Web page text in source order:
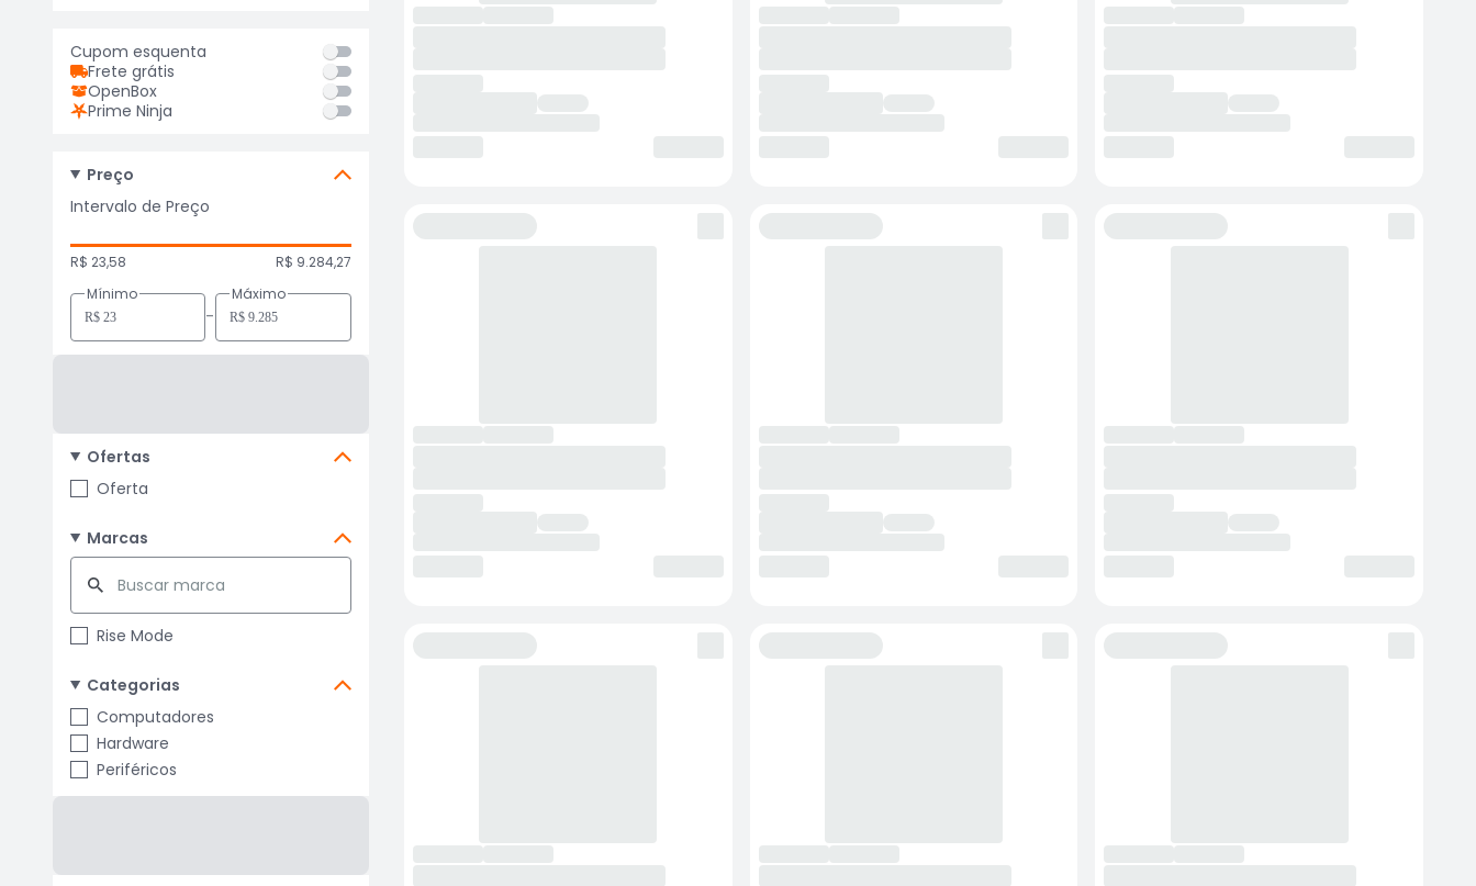
Cupom esquenta
Frete grátis
OpenBox
Prime Ninja
Preço
Intervalo de Preço
R$ 23,58
R$ 9.284,27
Mínimo
-
Máximo
Ofertas
Oferta
Marcas
Rise Mode
Categorias
Computadores
Hardware
Periféricos